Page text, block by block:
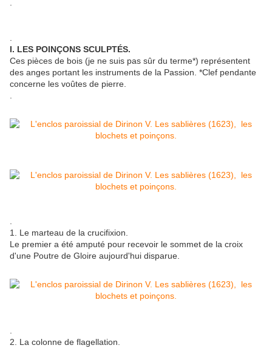
I. LES POINÇONS SCULPTÉS.
Ces pièces de bois (je ne suis pas sûr du terme*) représentent
des anges portant les instruments de la Passion. *Clef pendante
concerne les voûtes de pierre.
1. Le marteau de la crucifixion.
Le premier a été amputé pour recevoir le sommet de la croix
d'une Poutre de Gloire aujourd'hui disparue.
2. La colonne de flagellation.